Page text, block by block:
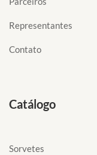
Representantes
Contato
Catálogo
Sorvetes